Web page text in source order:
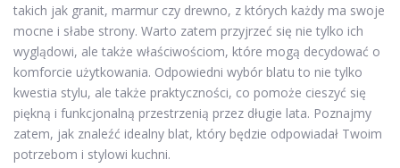
takich jak granit, marmur czy drewno, z których każdy ma swoje
mocne i słabe strony. Warto zatem przyjrzeć się nie tylko ich
wyglądowi, ale także właściwościom, które mogą decydować o
komforcie użytkowania. Odpowiedni wybór blatu to nie tylko
kwestia stylu, ale także praktyczności, co pomoże cieszyć się
piękną i funkcjonalną przestrzenią przez długie lata. Poznajmy
zatem, jak znaleźć idealny blat, który będzie odpowiadał Twoim
potrzebom i stylowi kuchni.